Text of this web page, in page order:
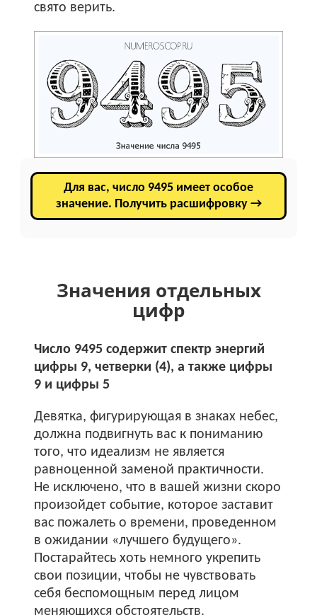
свято верить.
Для вас, число 9495 имеет особое
значение. Получить расшифровку →
Значения отдельных
цифр
Число 9495 содержит спектр энергий
цифры 9, четверки (4), а также цифры
9 и цифры 5
Девятка, фигурирующая в знаках небес,
должна подвигнуть вас к пониманию
того, что идеализм не является
равноценной заменой практичности.
Не исключено, что в вашей жизни скоро
произойдет событие, которое заставит
вас пожалеть о времени, проведенном
в ожидании «лучшего будущего».
Постарайтесь хоть немного укрепить
свои позиции, чтобы не чувствовать
себя беспомощным перед лицом
меняющихся обстоятельств.